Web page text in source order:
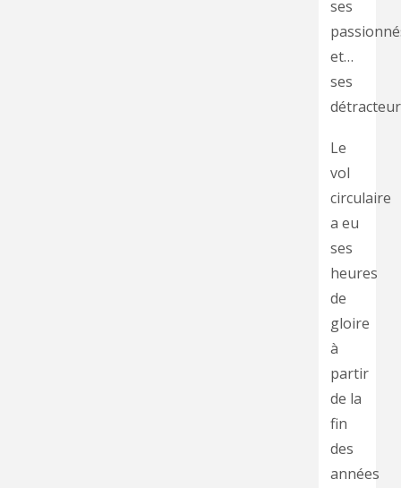
ses
et…
ses
Le
vol
circulaire
a eu
ses
heures
de
gloire
à
partir
de la
fin
des
années